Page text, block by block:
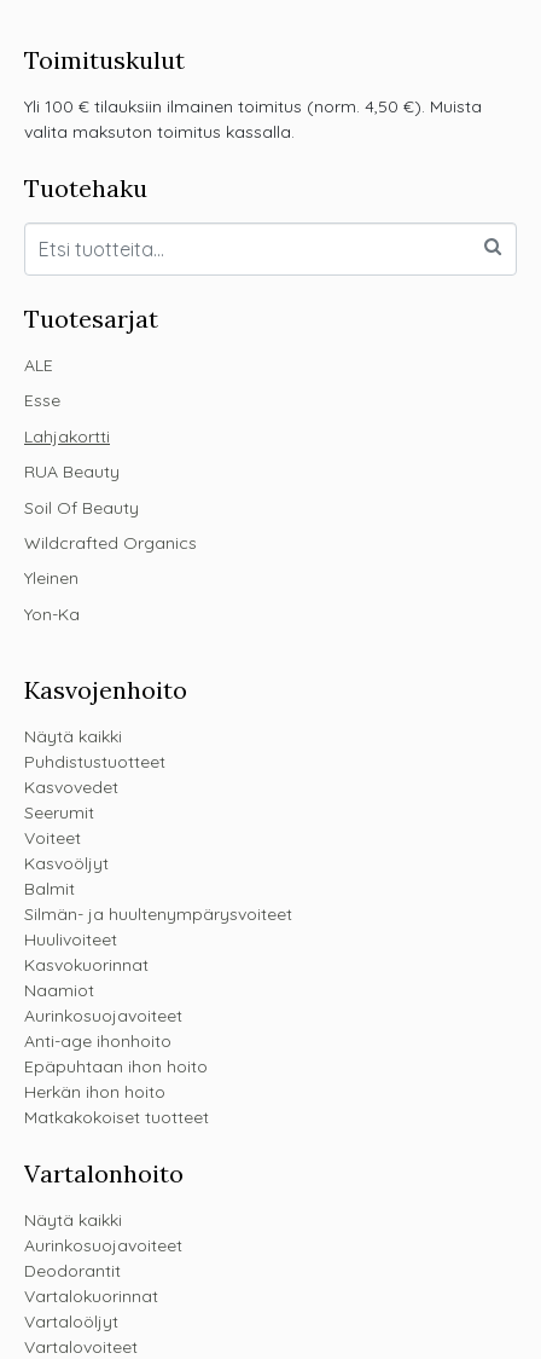
Toimituskulut
Yli 100 € tilauksiin ilmainen toimitus (norm. 4,50 €). Muista
valita maksuton toimitus kassalla.
Tuotehaku
Tuotesarjat
ALE
Esse
Lahjakortti
RUA Beauty
Soil Of Beauty
Wildcrafted Organics
Yleinen
Yon-Ka
Kasvojenhoito
Näytä kaikki
Puhdistustuotteet
Kasvovedet
Seerumit
Voiteet
Kasvoöljyt
Balmit
Silmän- ja huultenympärysvoiteet
Huulivoiteet
Kasvokuorinnat
Naamiot
Aurinkosuojavoiteet
Anti-age ihonhoito
Epäpuhtaan ihon hoito
Herkän ihon hoito
Matkakokoiset tuotteet
Vartalonhoito
Näytä kaikki
Aurinkosuojavoiteet
Deodorantit
Vartalokuorinnat
Vartaloöljyt
Vartalovoiteet